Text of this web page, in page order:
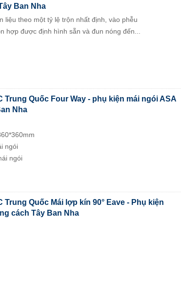
Ban Nha
liệu theo một tỷ lệ trộn nhất định, vào phễu
hợp được định hình sẵn và đun nóng đến...
Trung Quốc Four Way - phụ kiện mái ngói ASA
Nha
ngói
ngói
Trung Quốc Mái lợp kín 90° Eave - Phụ kiện
cách Tây Ban Nha